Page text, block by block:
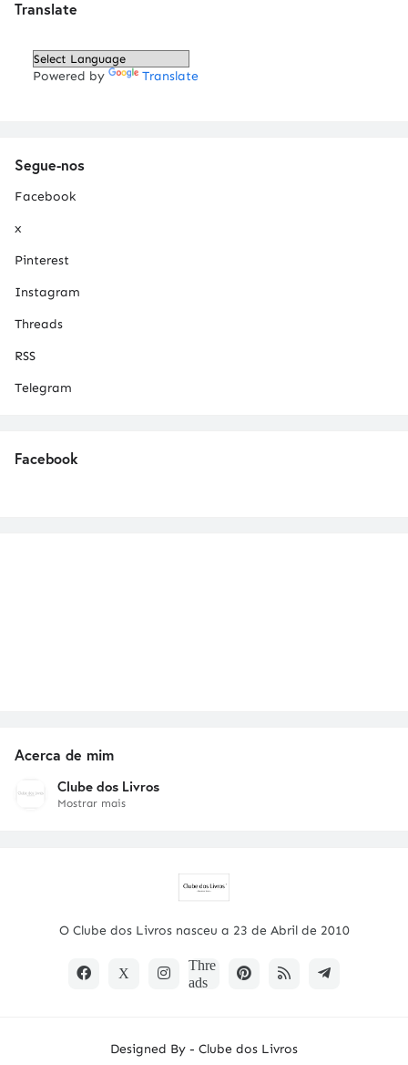
Translate
Powered by Translate
Segue-nos
Facebook
x
Pinterest
Instagram
Threads
RSS
Telegram
Facebook
Acerca de mim
Clube dos Livros
Mostrar mais
O Clube dos Livros nasceu a 23 de Abril de 2010
Designed By - Clube dos Livros